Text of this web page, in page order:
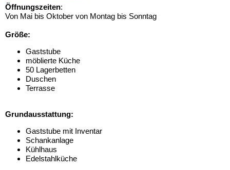
Öffnungszeiten:
Von Mai bis Oktober von Montag bis Sonntag
Größe:
Gaststube
möblierte Küche
50 Lagerbetten
Duschen
Terrasse
Grundausstattung:
Gaststube mit Inventar
Schankanlage
Kühlhaus
Edelstahlküche